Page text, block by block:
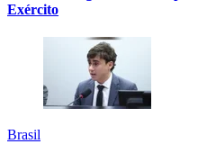
Exército
Brasil